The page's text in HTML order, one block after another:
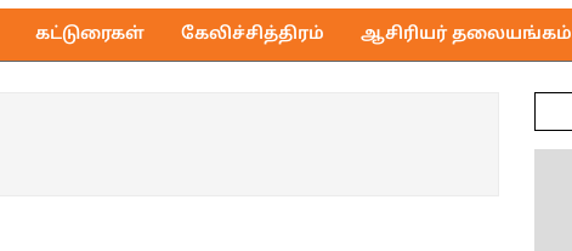
of
Media
கட்டுரைகள் கேலிச்சித்திரம் ஆசிரியர் தலையங்கம்